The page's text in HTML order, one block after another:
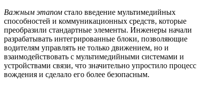
Важным этапом стало введение мультимедийных
способностей и коммуникационных средств, которые
преобразили стандартные элементы. Инженеры начали
разрабатывать интегрированные блоки, позволяющие
водителям управлять не только движением, но и
взаимодействовать с мультимедийными системами и
устройствами связи, что значительно упростило процесс
вождения и сделало его более безопасным.